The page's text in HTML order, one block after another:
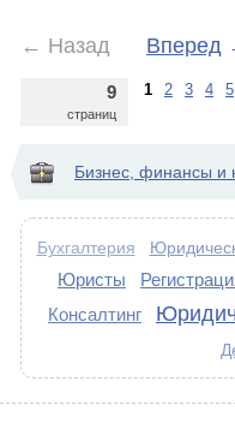
← Назад Вперед
9
страниц
1 2 3 4 5
Бизнес, финансы и
Бухгалтерия
Юристы
Консалтинг